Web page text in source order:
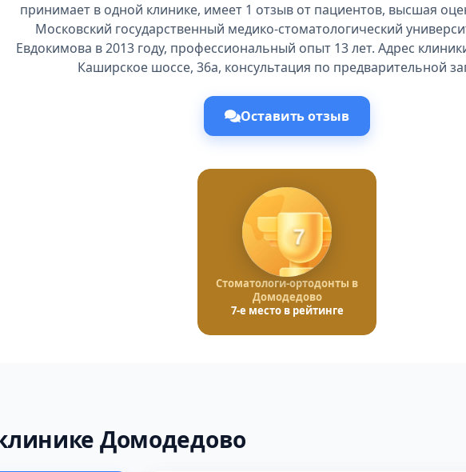
принимает в одной клинике, имеет 1 отзыв от пациентов, высшая
Московский государственный медико-стоматологический
Евдокимова в 2013 году, профессиональный опыт 13 лет. Адрес
Каширское шоссе, 36а, консультация по предварительной
Оставить отзыв
7
Стоматологи-ортодонты в
Домодедово
7-е место в рейтинге
Домодедово